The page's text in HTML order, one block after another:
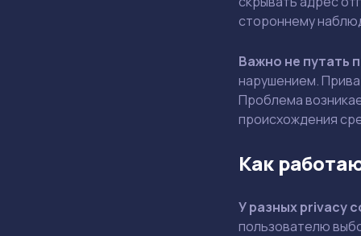
стороннему
Важно не путать
нарушением.
Проблема
происхождения
Как
У разных privacy
пользователю